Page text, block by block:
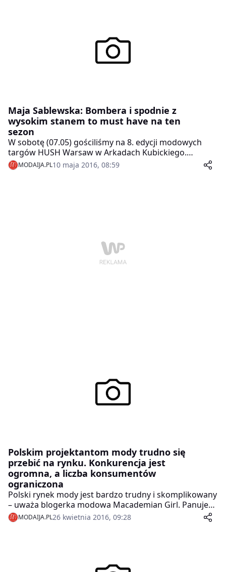
Maja Sablewska: Bombera i spodnie z
wysokim stanem to must have na ten
sezon
W sobotę (07.05) gościliśmy na 8. edycji modowych
targów HUSH Warsaw w Arkadach Kubickiego.
Pojawiła się tam także stylistka Maja Sablewska.
MODAIJA.PL10 maja 2016, 08:59
Polskim projektantom mody trudno się
przebić na rynku. Konkurencja jest
ogromna, a liczba konsumentów
ograniczona
Polski rynek mody jest bardzo trudny i skomplikowany
– uważa blogerka modowa Macademian Girl. Panuje
na nim duża konkurencja, wielu projektantów próbuje
swoich sił, ale nawet pomimo wybitnych zdolności nie
młodych projektantów, którzy swoją kreatywnością i
MODAIJA.PL26 kwietnia 2016, 09:28